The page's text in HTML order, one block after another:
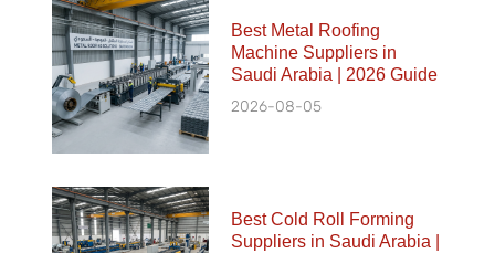
Best Metal Roofing
Machine Suppliers in
Saudi Arabia | 2026 Guide
2026-08-05
Best Cold Roll Forming
Suppliers in Saudi Arabia |